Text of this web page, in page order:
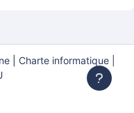
|
Charte informatique |